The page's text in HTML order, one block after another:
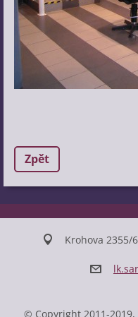
Zpět
Krohova 2355/
© Copyright 2011-2019,